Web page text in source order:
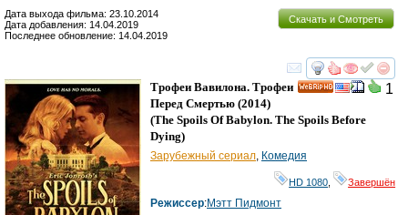
Скачать и Смотреть
Дата выхода фильма: 23.10.2014
Дата добавления: 14.04.2019
Последнее обновление: 14.04.2019
смотреть
1
Трофеи Вавилона. Трофеи
Перед Смертью (2014)
(The Spoils Of Babylon. The Spoils Before
Dying)
Зарубежный сериал, Комедия
HD 1080 Завершён
Режиссер:Мэтт Пидмонт